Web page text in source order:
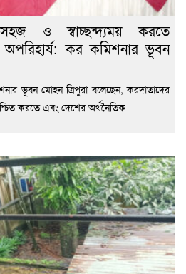
ও স্বাচ্ছন্দ্যময় করতে
কর কমিশনার ভূবন
ভূবন মোহন ত্রিপুরা বলেছেন, করদাতাদের
করতে এবং দেশের অর্থনৈতিক